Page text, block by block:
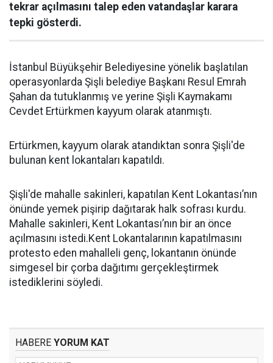
tekrar açılmasını talep eden vatandaşlar karara
tepki gösterdi.
İstanbul Büyükşehir Belediyesine yönelik başlatılan
operasyonlarda Şişli belediye Başkanı Resul Emrah
Şahan da tutuklanmış ve yerine Şişli Kaymakamı
Cevdet Ertürkmen kayyum olarak atanmıştı.
Ertürkmen, kayyum olarak atandıktan sonra Şişli'de
bulunan kent lokantaları kapatıldı.
Şişli'de mahalle sakinleri, kapatılan Kent Lokantası’nın
önünde yemek pişirip dağıtarak halk sofrası kurdu.
Mahalle sakinleri, Kent Lokantası’nın bir an önce
açılmasını istedi.Kent Lokantalarının kapatılmasını
protesto eden mahalleli genç, lokantanın önünde
simgesel bir çorba dağıtımı gerçekleştirmek
istediklerini söyledi.
HABERE YORUM KAT